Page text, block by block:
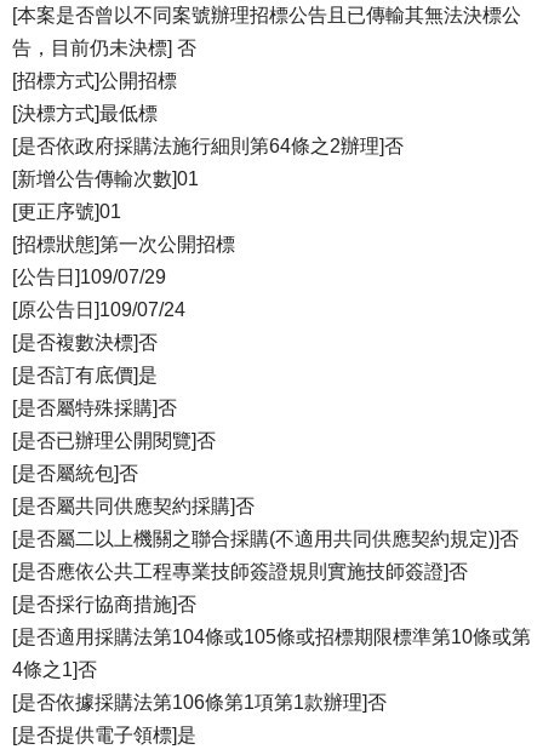
[本案是否曾以不同案號辦理招標公告且已傳輸其無法決標公
告，目前仍未決標] 否
[招標方式]公開招標
[決標方式]最低標
[是否依政府採購法施行細則第64條之2辦理]否
[新增公告傳輸次數]01
[更正序號]01
[招標狀態]第一次公開招標
[公告日]109/07/29
[原公告日]109/07/24
[是否複數決標]否
[是否訂有底價]是
[是否屬特殊採購]否
[是否已辦理公開閱覽]否
[是否屬統包]否
[是否屬共同供應契約採購]否
[是否屬二以上機關之聯合採購(不適用共同供應契約規定)]否
[是否應依公共工程專業技師簽證規則實施技師簽證]否
[是否採行協商措施]否
[是否適用採購法第104條或105條或招標期限標準第10條或第
4條之1]否
[是否依據採購法第106條第1項第1款辦理]否
[是否提供電子領標]是